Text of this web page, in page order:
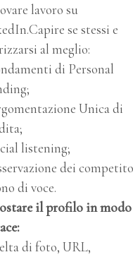
lavoro su
se stessi e
al meglio:
di Personal
Unica di
listening;
dei
di voce.
il profilo in modo
di foto, URL,